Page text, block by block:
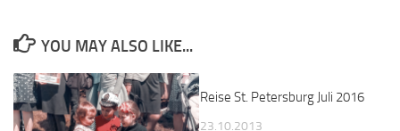
YOU MAY ALSO LIKE...
Reise St. Petersburg Juli 2016
23.10.2013